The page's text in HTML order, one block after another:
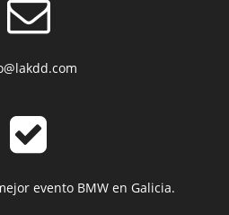
evento BMW en Galicia.